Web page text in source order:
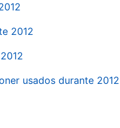
2012
usados durante 2012